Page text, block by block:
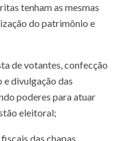
tenham as mesmas
do patrimônio e
de votantes, confecção
e divulgação das
poderes para atuar
eleitoral;
das chapas,